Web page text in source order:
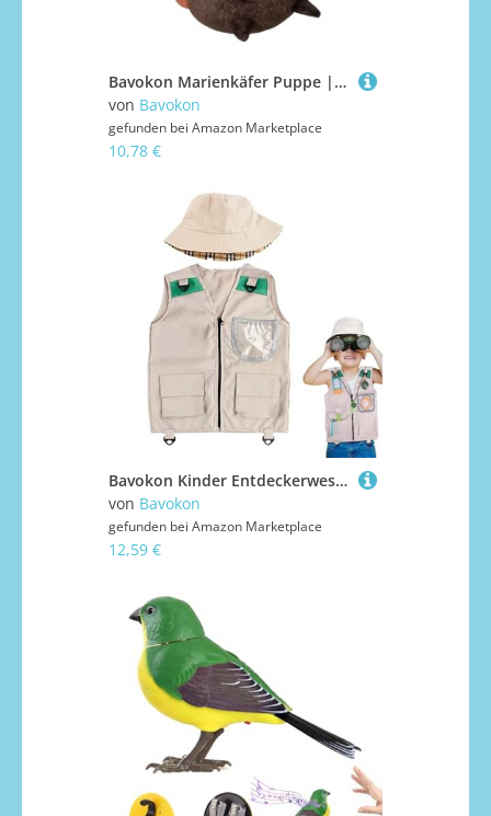
Bavokon Marienkäfer Puppe | Sitzendes Plüschtier,Niedliches Design Weich Und Gemütlich Für Sofa Zuhause Klassenzimmer Kinder Halloween Party
von Bavokon
gefunden bei Amazon Marketplace
10,78 €
Bavokon Kinder Entdeckerweste, Expeditionskostüm mit, Natur Erkundung Spielzeug für Camping Wanderung Zoo Abenteuer
von Bavokon
gefunden bei Amazon Marketplace
12,59 €